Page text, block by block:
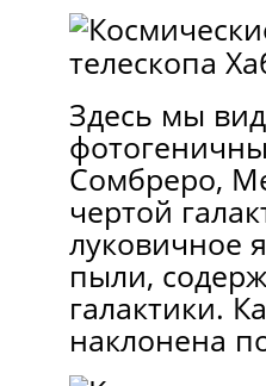
Здесь мы
Сомбреро,
чертой
луковичное
пыли,
галактики.
наклонена